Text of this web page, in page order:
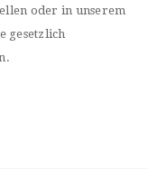
oder in unserem
gesetzlich